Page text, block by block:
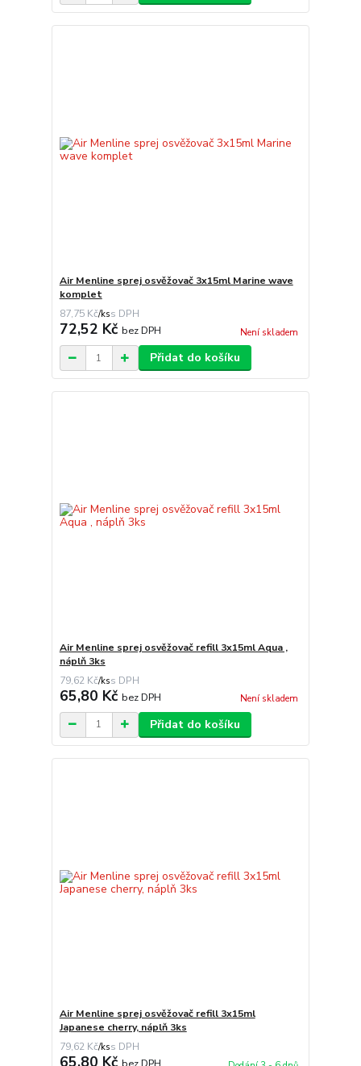
Air Menline sprej osvěžovač 3x15ml Marine wave
komplet
87,75 Kč/ks
72,52 Kč bez DPH Není skladem
Přidat do košíku
Air Menline sprej osvěžovač refill 3x15ml Aqua ,
náplň 3ks
79,62 Kč/ks
65,80 Kč bez DPH Není skladem
Přidat do košíku
Air Menline sprej osvěžovač refill 3x15ml
Japanese cherry, náplň 3ks
79,62 Kč/ks